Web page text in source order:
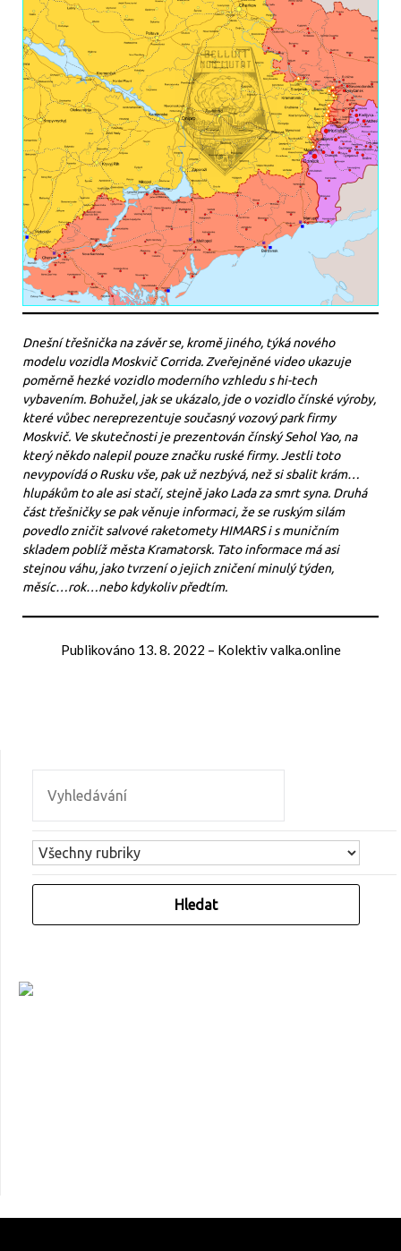
Dnešní třešnička na závěr se, kromě jiného, týká nového
modelu vozidla Moskvič Corrida. Zveřejněné video ukazuje
poměrně hezké vozidlo moderního vzhledu s hi-tech
vybavením. Bohužel, jak se ukázalo, jde o vozidlo čínské výroby,
které vůbec nereprezentuje současný vozový park firmy
Moskvič. Ve skutečnosti je prezentován čínský Sehol Yao, na
který někdo nalepil pouze značku ruské firmy. Jestli toto
nevypovídá o Rusku vše, pak už nezbývá, než si sbalit krám…
hlupákům to ale asi stačí, stejně jako Lada za smrt syna. Druhá
část třešničky se pak věnuje informaci, že se ruským silám
povedlo zničit salvové raketomety HIMARS i s muničním
skladem poblíž města Kramatorsk. Tato informace má asi
stejnou váhu, jako tvrzení o jejich zničení minulý týden,
měsíc…rok…nebo kdykoliv předtím.
Publikováno 13. 8. 2022 – Kolektiv valka.online